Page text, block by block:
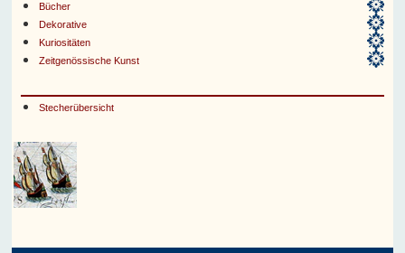
Bücher
Dekorative
Kuriositäten
Zeitgenössische Kunst
Stecherübersicht